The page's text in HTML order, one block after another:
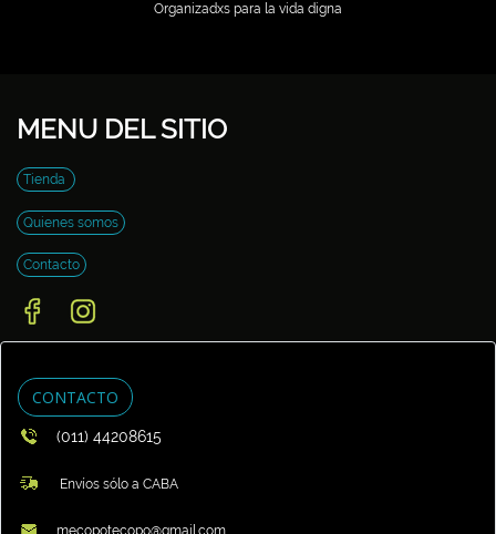
Organizadxs para la vida digna
MENU DEL SITIO
Tienda
Quienes somos
Contacto
CONTACTO
(011) 44208615
Envíos sólo a CABA